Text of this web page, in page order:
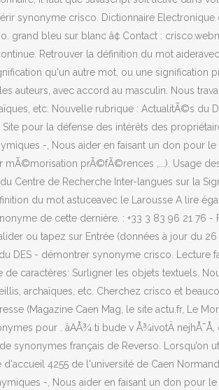
synonyme crisco. Dictionnaire Electronique
bleu sur blanc â¢ Contact :
Retrouver la définition du mot
qu'un autre mot, ou une signification
les auteurs, avec accord au masculin. Nous
etc. Nouvelle rubrique : ActualitÃ©s du
pour la défense des intérêts des
-, Nous aider en faisant un don pour
mÃ©morisation prÃ©fÃ©rences ,...). Usage
de Recherche Inter-langues sur la
du mot astuceavec le Larousse A lire
de cette dernière. : +33 3 83 96 21 76 -
ou tapez sur Entrée (données à jour du
DES - démontrer synonyme crisco.
de caractères: Surligner les objets textuels.
archaïques, etc. Cherchez crisco et
(Magazine Caen Mag, le site actu.fr, Le
pour . âAÅ¾ ti bude v Å¾ivotÄ
synonymes français de Reverso.
4255 de l'université de Caen
-, Nous aider en faisant un don pour